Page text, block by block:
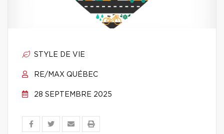
STYLE DE VIE
RE/MAX QUÉBEC
28 SEPTEMBRE 2025